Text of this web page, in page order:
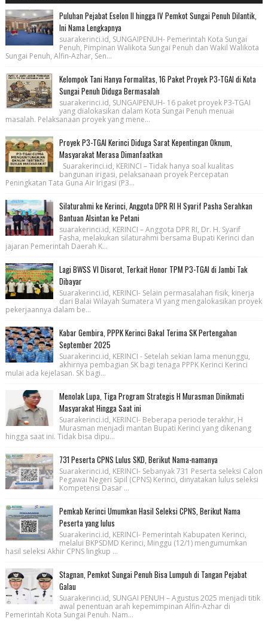
Puluhan Pejabat Eselon II hingga IV Pemkot Sungai Penuh Dilantik,
Ini Nama Lengkapnya
suarakerinci.id, SUNGAIPENUH- Pemerintah Kota Sungai
Penuh, Pimpinan Walikota Sungai Penuh dan Wakil Walikota
Sungai Penuh, Alfin-Azhar, Sen...
Kelompok Tani Hanya Formalitas, 16 Paket Proyek P3-TGAI di Kota
Sungai Penuh Diduga Bermasalah
suarakerinci.id, SUNGAIPENUH- 16 paket proyek P3-TGAI
yang dialokasikan dalam Kota Sungai Penuh menuai
masalah. Pelaksanaan proyek yang mene...
Proyek P3-TGAI Kerinci Diduga Sarat Kepentingan Oknum,
Masyarakat Merasa Dimanfaatkan
Suarakerinci.id, KERINCI – Tidak hanya soal kualitas
bangunan irigasi, pelaksanaan proyek Percepatan
Peningkatan Tata Guna Air Irigasi (P3...
Silaturahmi ke Kerinci, Anggota DPR RI H Syarif Pasha Serahkan
Bantuan Alsintan ke Petani
suarakerinci.id, KERINCI – Anggota DPR RI, Dr. H. Syarif
Fasha, melakukan silaturahmi bersama Bupati Kerinci dan
jajaran Pemerintah Daerah K...
Lagi BWSS VI Disorot, Terkait Honor TPM P3-TGAI di Jambi Tak
Dibayar
Suarakerinci.id, KERINCI- Selain permasalahan fisik, kinerja
dari Balai Wilayah Sumatera VI yang mengalokasikan proyek
pekerjaannya dalam be...
Kabar Gembira, PPPK Kerinci Bakal Terima SK Pertengahan
September 2025
Suarakerinci.id, KERINCI - Setelah sekian lama menunggu,
akhirnya pembagian SK bagi tenaga PPPK Kerinci Kerinci
mulai ada kejelasan. SK bagi...
Menolak Lupa, Tiga Program Strategis H Murasman Dinikmati
Masyarakat Hingga Saat ini
Suarakerinci.id, KERINCI- Beberapa periode terakhir, H
Murasman menjadi mantan Bupati Kerinci yang dikenang
hingga saat ini. Tidak bisa dipu...
731 Peserta CPNS Lulus SKD, Berikut Nama-namanya
Suarakerinci.id, KERINCI- Sebanyak 731 Peserta seleksi Calon
Pegawai Negeri Sipil (CPNS) Kerinci, dinyatakan lulus seleksi
Kompetensi Dasar ...
Pemkab Kerinci Umumkan Hasil Seleksi CPNS, Berikut Nama
Peserta yang lulus
Suarakerinci.id, KERINCI- Pemerintah Kabupaten Kerinci,
melalui BKPSDMD Kerinci, Minggu (12/1) mengumumkan
hasil seleksi Akhir CPNS lingkup ...
Stagnan, Pemkot Sungai Penuh Bisa Lumpuh di Tangan Pejabat
Galau
Suarakerinci.id, SUNGAI PENUH – Agustus 2025 menjadi titik
awal penentuan arah kepemimpinan Alfin-Azhar di
Pemerintah Kota Sungai Penuh. Nam...